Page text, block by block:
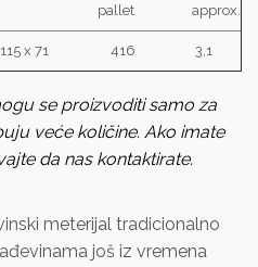
pallet
approx.
x 71 416 3,1
se proizvoditi samo za
veće količine. Ako imate
da nas kontaktirate.
meterijal tradicionalno
još iz vremena